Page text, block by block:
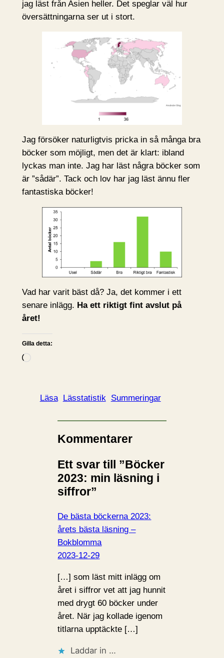
jag läst från Asien heller. Det speglar väl hur
översättningarna ser ut i stort.
Jag försöker naturligtvis pricka in så många bra
böcker som möjligt, men det är klart: ibland
lyckas man inte. Jag har läst några böcker som
är ”sådär”. Tack och lov har jag läst ännu fler
fantastiska böcker!
Vad har varit bäst då? Ja, det kommer i ett
senare inlägg. Ha ett riktigt fint avslut på
året!
Gilla detta:
L
Läsa Lässtatistik Summeringar
Kommentarer
Ett svar till ”Böcker
2023: min läsning i
siffror”
De bästa böckerna 2023:
årets bästa läsning –
Bokblomma
2023-12-29
[…] som läst mitt inlägg om
året i siffror vet att jag hunnit
med drygt 60 böcker under
året. När jag kollade igenom
titlarna upptäckte […]
Laddar in …